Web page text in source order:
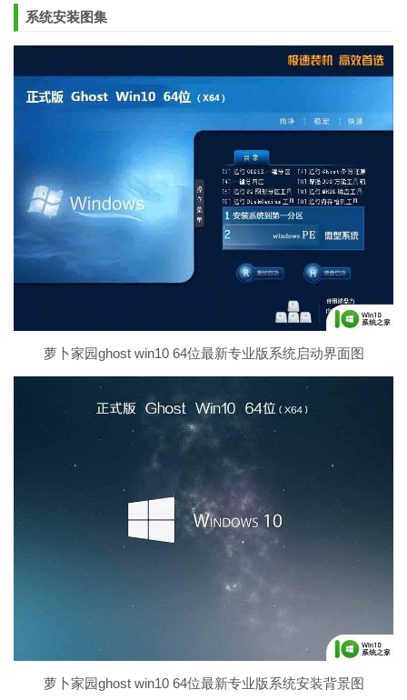
系统安装图集
萝卜家园ghost win10 64位最新专业版系统启动界面图
萝卜家园ghost win10 64位最新专业版系统安装背景图